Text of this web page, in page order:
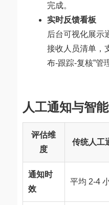
完成。
实时反馈看板
后台可视化展示
接收人员清单，
布-跟踪-复核”管
人工通知与智
评估维
度
传统人工
通知时
效
平均 2-4